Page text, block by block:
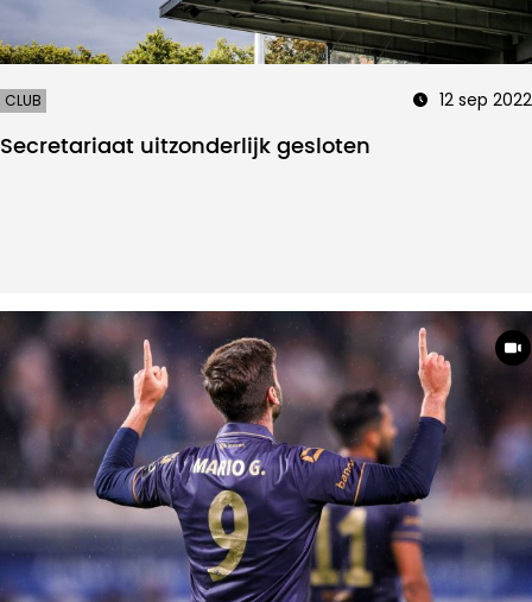
CLUB 12 sep 2022
Secretariaat uitzonderlijk gesloten